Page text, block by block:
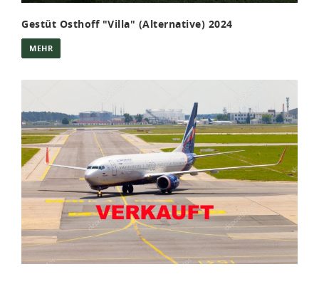
Gestüt Osthoff "Villa" (Alternative) 2024
MEHR